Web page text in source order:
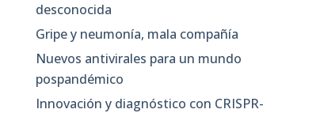
desconocida
Gripe y neumonía, mala compañía
Nuevos antivirales para un mundo
pospandémico
Innovación y diagnóstico con CRISPR-